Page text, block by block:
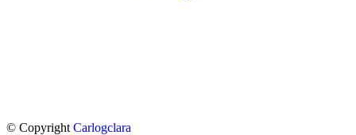
© Copyright Carlogclara